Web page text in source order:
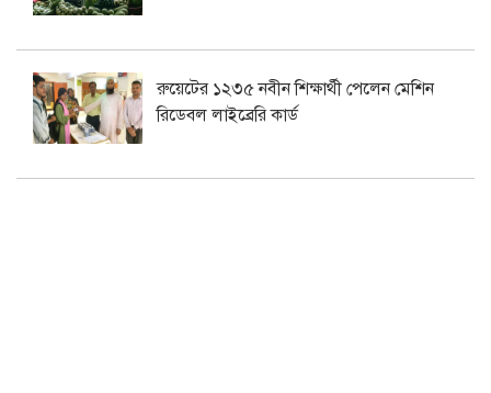
রুয়েটের ১২৩৫ নবীন শিক্ষার্থী পেলেন মেশিন
রিডেবল লাইব্রেরি কার্ড